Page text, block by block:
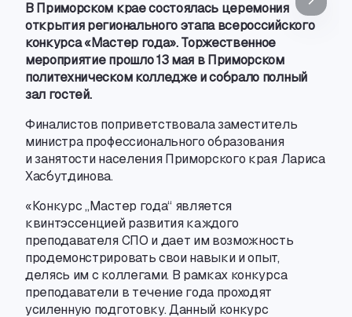
В Приморском крае состоялась церемония
открытия регионального этапа всероссийского
конкурса «Мастер года». Торжественное
мероприятие прошло 13 мая в Приморском
политехническом колледже и собрало полный
зал гостей.
Финалистов поприветствовала заместитель
министра профессионального образования
и занятости населения Приморского края Лариса
Хасбутдинова.
«Конкурс „Мастер года“ является
квинтэссенцией развития каждого
преподавателя СПО и дает им возможность
продемонстрировать свои навыки и опыт,
делясь им с коллегами. В рамках конкурса
преподаватели в течение года проходят
усиленную подготовку. Данный конкурс